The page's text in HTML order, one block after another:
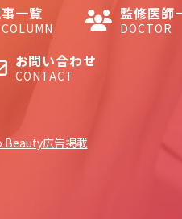
一覧 監修医師
DOCTOR
お問い合わせ
CONTACT
Beauty広告掲載